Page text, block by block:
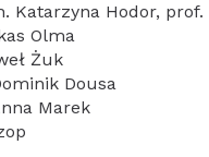
Katarzyna Hodor, prof.
Olma
Żuk
Dousa
Marek